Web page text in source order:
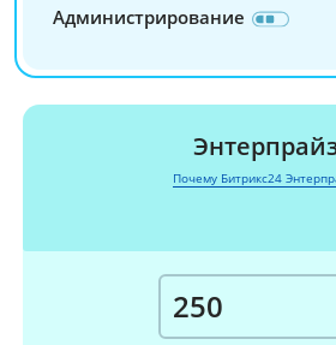
Администрирование
Почему Битрикс24